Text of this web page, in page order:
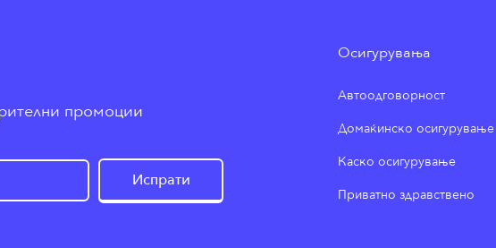
промоции
Испрати
Осигурувања
Автоодговорност
Домаќинско осигурување
Каско осигурување
Приватно здравствено